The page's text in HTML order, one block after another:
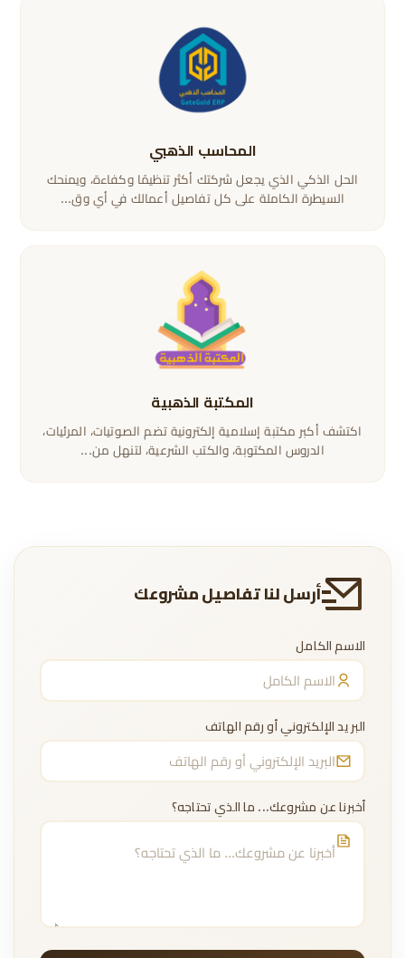
المحاسب الذهبي
الحل الذكي الذي يجعل شركتك أكثر تنظيمًا وكفاءة، ويمنحك
السيطرة الكاملة على كل تفاصيل أعمالك في أي وق...
المكتبة الذهبية
اكتشف أكبر مكتبة إسلامية إلكترونية تضم الصوتيات، المرئيات،
الدروس المكتوبة، والكتب الشرعية، لتنهل من...
أرسل لنا تفاصيل مشروعك
الاسم الكامل
البريد الإلكتروني أو رقم الهاتف
أخبرنا عن مشروعك... ما الذي تحتاجه؟